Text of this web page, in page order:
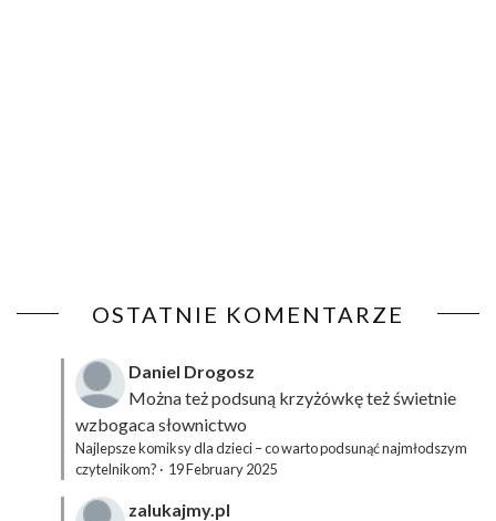
OSTATNIE KOMENTARZE
Daniel Drogosz
Można też podsuną krzyżówkęteż świetnie
wzbogaca słownictwo
Najlepsze komiksy dla dzieci – co warto podsunąć najmłodszym
czytelnikom? · 19 February 2025
zalukajmy.pl